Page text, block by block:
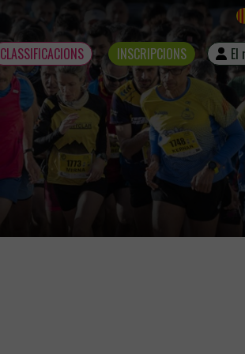
CLASSIFICACIONS INSCRIPCIONS El